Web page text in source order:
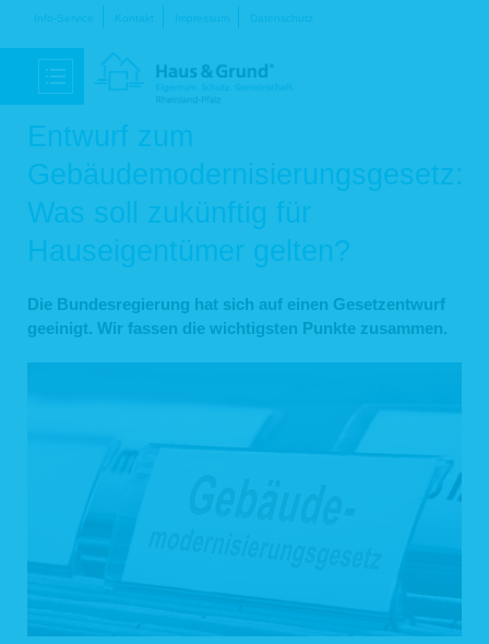
Navigation
Info-Service Kontakt Impressum Datenschutz
Entwurf zum
Gebäudemodernisierungsgesetz:
Was soll zukünftig für
Hauseigentümer gelten?
Die Bundesregierung hat sich auf einen Gesetzentwurf
geeinigt. Wir fassen die wichtigsten Punkte zusammen.